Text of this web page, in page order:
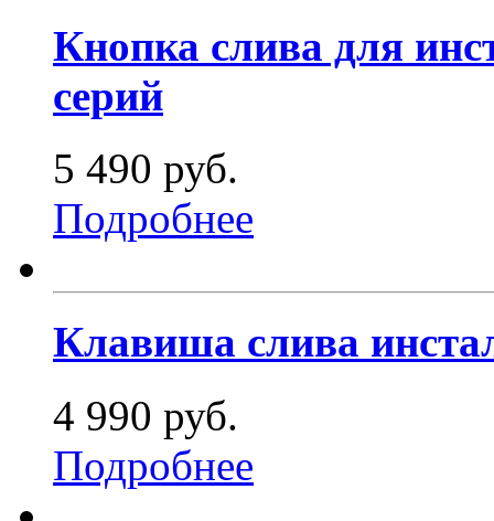
Кнопка слива для
серий
5 490 руб.
Подробнее
Клавиша слива
4 990 руб.
Подробнее